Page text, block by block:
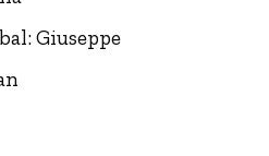
Giuseppe